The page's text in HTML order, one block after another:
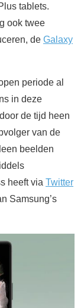
tablets.
ook twee
de Galaxy
periode al
in deze
de tijd heen
van de
beelden
heeft via Twitter
Samsung’s